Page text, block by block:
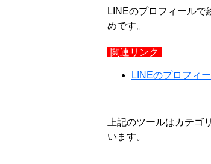
LINEのプロフィール
めです。
関連リンク
LINEのプロフィ
上記のツールはカテゴ
います。